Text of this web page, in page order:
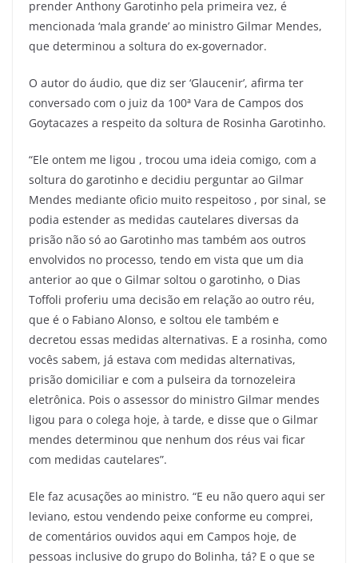
prender Anthony Garotinho pela primeira vez, é
mencionada ‘mala grande’ ao ministro Gilmar Mendes,
que determinou a soltura do ex-governador.
O autor do áudio, que diz ser ‘Glaucenir’, afirma ter
conversado com o juiz da 100ª Vara de Campos dos
Goytacazes a respeito da soltura de Rosinha Garotinho.
“Ele ontem me ligou , trocou uma ideia comigo, com a
soltura do garotinho e decidiu perguntar ao Gilmar
Mendes mediante oficio muito respeitoso , por sinal, se
podia estender as medidas cautelares diversas da
prisão não só ao Garotinho mas também aos outros
envolvidos no processo, tendo em vista que um dia
anterior ao que o Gilmar soltou o garotinho, o Dias
Toffoli proferiu uma decisão em relação ao outro réu,
que é o Fabiano Alonso, e soltou ele também e
decretou essas medidas alternativas. E a rosinha, como
vocês sabem, já estava com medidas alternativas,
prisão domiciliar e com a pulseira da tornozeleira
eletrônica. Pois o assessor do ministro Gilmar mendes
ligou para o colega hoje, à tarde, e disse que o Gilmar
mendes determinou que nenhum dos réus vai ficar
com medidas cautelares”.
Ele faz acusações ao ministro. “E eu não quero aqui ser
leviano, estou vendendo peixe conforme eu comprei,
de comentários ouvidos aqui em Campos hoje, de
pessoas inclusive do grupo do Bolinha, tá? E o que se